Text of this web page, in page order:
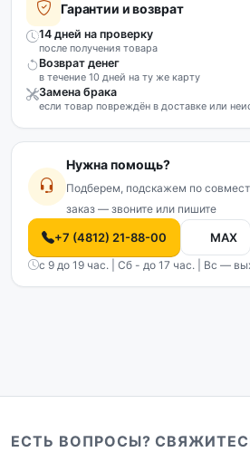
Гарантии и возврат
14 дней на проверку
после получения товара
Возврат денег
в течение 10 дней на ту же карту
Замена брака
если товар повреждён в доставке или
Нужна помощь?
Подберем, подскажем по
заказ — звоните или пишите
+7 (4812) 21-88-00 MAX
с 9 до 19 час. | Сб - до 17 час. | Вс —
ЕСТЬ ВОПРОСЫ?